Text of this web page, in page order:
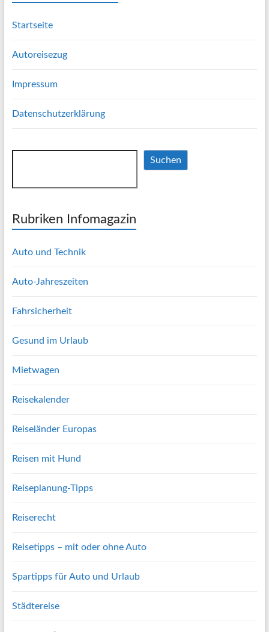
Startseite
Autoreisezug
Impressum
Datenschutzerklärung
Suchen
Rubriken Infomagazin
Auto und Technik
Auto-Jahreszeiten
Fahrsicherheit
Gesund im Urlaub
Mietwagen
Reisekalender
Reiseländer Europas
Reisen mit Hund
Reiseplanung-Tipps
Reiserecht
Reisetipps – mit oder ohne Auto
Spartipps für Auto und Urlaub
Städtereise